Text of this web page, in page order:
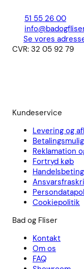
51 55 26 00
Se vores
CVR: 32 05 92 79
Kundeservice
Levering og
Reklamation
Fortryd køb
Cookiepolitik
Bad og Fliser
Kontakt
Om os
FAQ